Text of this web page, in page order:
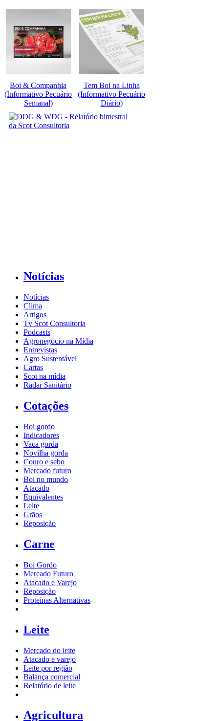
Boi & Companhia
(Informativo Pecuário
Semanal)
Tem Boi na Linha
(Informativo Pecuário
Diário)
Notícias
Notícias
Clima
Artigos
Tv Scot Consultoria
Podcasts
Agronegócio na Mídia
Entrevistas
Agro Sustentável
Cartas
Scot na mídia
Radar Sanitário
Cotações
Boi gordo
Indicadores
Vaca gorda
Novilha gorda
Couro e sebo
Mercado futuro
Boi no mundo
Atacado
Equivalentes
Leite
Grãos
Reposição
Carne
Boi Gordo
Mercado Futuro
Atacado e Varejo
Reposição
Proteínas Alternativas
Leite
Mercado do leite
Atacado e varejo
Leite por região
Balança comercial
Relatório de leite
Agricultura